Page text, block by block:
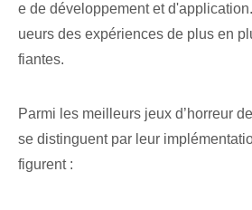
e de développement et d'application.
ueurs des expériences de plus en
fiantes.
Parmi les meilleurs jeux d’horreur
se distinguent par leur
figurent :